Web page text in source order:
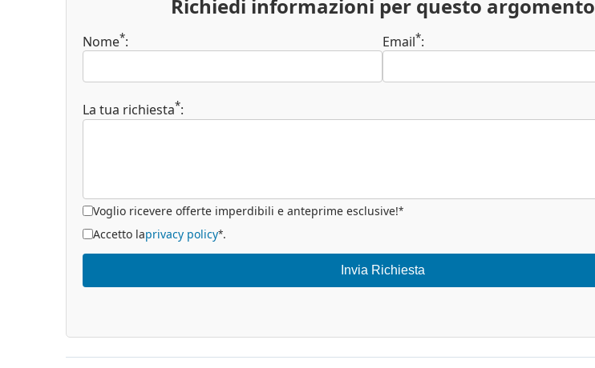
Richiedi informazioni per questo argomento
Nome*: Email*:
La tua richiesta*:
Voglio ricevere offerte imperdibili e anteprime esclusive!*
Accetto laprivacy policy*.
Invia Richiesta